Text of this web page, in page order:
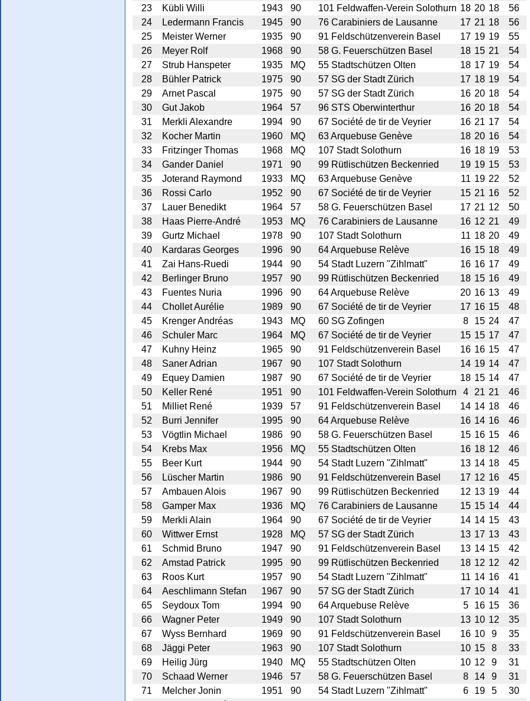
23
Kübli Willi 1943 90 101 Feldwaffen-Verein Solothurn 18 20 18
56
24
Ledermann Francis 1945 90 76 Carabiniers de Lausanne 17 21 18
56
25
Meister Werner 1935 90 91 Feldschützenverein Basel 17 19 19
55
26
Meyer Rolf 1968 90 58 G. Feuerschützen Basel 18 15 21
54
27
Strub Hanspeter 1935 MQ 55 Stadtschützen Olten 18 17 19
54
28
Bühler Patrick 1975 90 57 SG der Stadt Zürich 17 18 19
54
29
Arnet Pascal 1975 90 57 SG der Stadt Zürich 16 20 18
54
30
Gut Jakob 1964 57 96 STS Oberwinterthur 16 20 18
54
31
Merkli Alexandre 1994 90 67 Société de tir de Veyrier 16 21 17
54
32
Kocher Martin 1960 MQ 63 Arquebuse Genève 18 20 16
54
33
Fritzinger Thomas 1968 MQ 107 Stadt Solothurn 16 18 19
53
34
Gander Daniel 1971 90 99 Rütlischützen Beckenried 19 19 15
53
35
Joterand Raymond 1933 MQ 63 Arquebuse Genève 11 19 22
52
36
Rossi Carlo 1952 90 67 Société de tir de Veyrier 15 21 16
52
37
Lauer Benedikt 1964 57 58 G. Feuerschützen Basel 17 21 12
50
38
Haas Pierre-André 1953 MQ 76 Carabiniers de Lausanne 16 12 21
49
39
Gurtz Michael 1978 90 107 Stadt Solothurn 11 18 20
49
40
Kardaras Georges 1996 90 64 Arquebuse Relève 16 15 18
49
41
Zai Hans-Ruedi 1944 90 54 Stadt Luzern "Zihlmatt" 16 16 17
49
42
Berlinger Bruno 1957 90 99 Rütlischützen Beckenried 18 15 16
49
43
Fuentes Nuria 1996 90 64 Arquebuse Relève 20 16 13
49
44
Chollet Aurélie 1989 90 67 Société de tir de Veyrier 17 16 15
48
45
Krenger Andréas 1943 MQ 60 SG Zofingen 8 15 24
47
46
Schuler Marc 1964 MQ 67 Société de tir de Veyrier 15 15 17
47
47
Kuhny Heinz 1965 90 91 Feldschützenverein Basel 16 16 15
47
48
Saner Adrian 1967 90 107 Stadt Solothurn 14 19 14
47
49
Equey Damien 1987 90 67 Société de tir de Veyrier 18 15 14
47
50
Keller René 1951 90 101 Feldwaffen-Verein Solothurn 4 21 21
46
51
Milliet René 1939 57 91 Feldschützenverein Basel 14 14 18
46
52
Burri Jennifer 1995 90 64 Arquebuse Relève 16 14 16
46
53
Vögtlin Michael 1986 90 58 G. Feuerschützen Basel 15 16 15
46
54
Krebs Max 1956 MQ 55 Stadtschützen Olten 16 18 12
46
55
Beer Kurt 1944 90 54 Stadt Luzern "Zihlmatt" 13 14 18
45
56
Lüscher Martin 1986 90 91 Feldschützenverein Basel 17 12 16
45
57
Ambauen Alois 1967 90 99 Rütlischützen Beckenried 12 13 19
44
58
Gamper Max 1936 MQ 76 Carabiniers de Lausanne 15 15 14
44
59
Merkli Alain 1964 90 67 Société de tir de Veyrier 14 14 15
43
60
Wittwer Ernst 1928 MQ 57 SG der Stadt Zürich 13 17 13
43
61
Schmid Bruno 1947 90 91 Feldschützenverein Basel 13 14 15
42
62
Amstad Patrick 1995 90 99 Rütlischützen Beckenried 18 12 12
42
63
Roos Kurt 1957 90 54 Stadt Luzern "Zihlmatt" 11 14 16
41
64
Aeschlimann Stefan 1967 90 57 SG der Stadt Zürich 17 10 14
41
65
Seydoux Tom 1994 90 64 Arquebuse Relève 5 16 15
36
66
Wagner Peter 1949 90 107 Stadt Solothurn 13 10 12
35
67
Wyss Bernhard 1969 90 91 Feldschützenverein Basel 16 10 9
35
68
Jäggi Peter 1963 90 107 Stadt Solothurn 10 15 8
33
69
Heilig Jürg 1940 MQ 55 Stadtschützen Olten 10 12 9
31
70
Schaad Werner 1946 57 58 G. Feuerschützen Basel 8 14 9
31
71
Melcher Jonin 1951 90 54 Stadt Luzern "Zihlmatt" 6 19 5
30